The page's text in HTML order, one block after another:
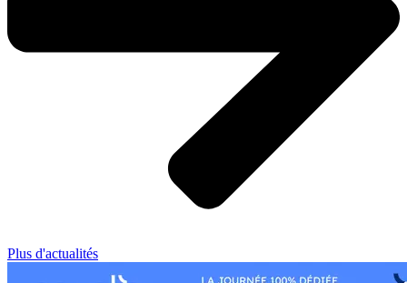
Plus d'actualités